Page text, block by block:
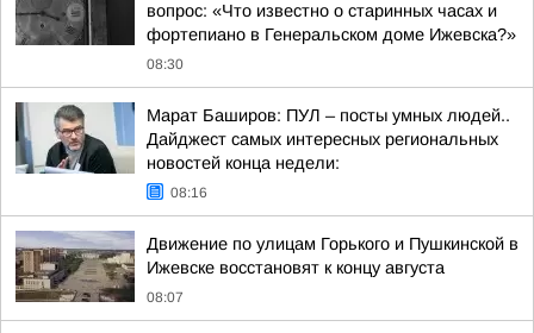
вопрос: «Что известно о старинных часах и
фортепиано в Генеральском доме Ижевска?»
08:30
Марат Баширов: ПУЛ – посты умных людей..
Дайджест самых интересных региональных
новостей конца недели:
08:16
Движение по улицам Горького и Пушкинской в
Ижевске восстановят к концу августа
08:07